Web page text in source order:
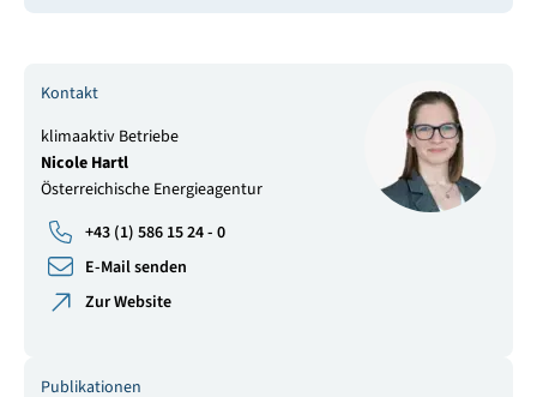
Kontakt
klimaaktiv Betriebe
Nicole Hartl
Österreichische Energieagentur
+43 (1) 586 15 24 - 0
E-Mail senden
Zur Website
Publikationen